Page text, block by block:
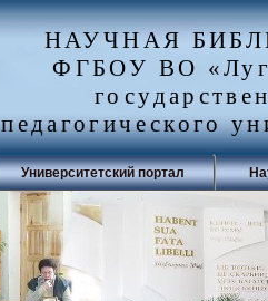
НАУЧНАЯ
ФГБОУ ВО
педагогического
Университетский портал